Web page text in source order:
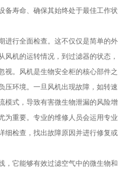
备寿命、确保其始终处于最佳工作状
进行全面检查。这不仅仅是简单的外
机的运转情况，到过滤器的状态，
视。风机是生物安全柜的核心部件之
压环境。一旦风机出现故障，如转速
模式，导致有害微生物泄漏的风险增
为重要。专业的维修人员会运用专业
细检查，找出故障原因并进行修复或
，它能够有效过滤空气中的微生物和